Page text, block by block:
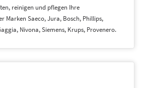
reinigen und pflegen Ihre
Marken Saeco, Jura, Bosch, Phillips,
Nivona, Siemens, Krups, Provenero.